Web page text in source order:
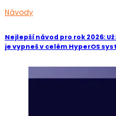
Návody
Nejlepší návod pro rok 2026:
je vypneš v celém HyperOS